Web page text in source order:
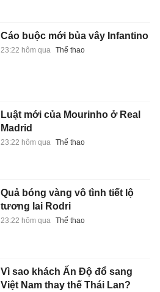
Cáo buộc mới bủa vây Infantino
23:22 hôm qua Thể thao
Luật mới của Mourinho ở Real
Madrid
23:22 hôm qua Thể thao
Quả bóng vàng vô tình tiết lộ
tương lai Rodri
23:22 hôm qua Thể thao
Vì sao khách Ấn Độ đổ sang
Việt Nam thay thế Thái Lan?